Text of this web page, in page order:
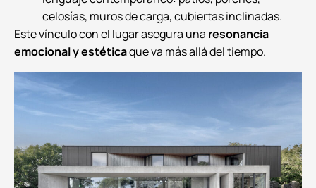
celosías, muros de carga, cubiertas inclinadas.
Este vínculo con el lugar asegura una resonancia
emocional y estéticaque va más allá del tiempo.